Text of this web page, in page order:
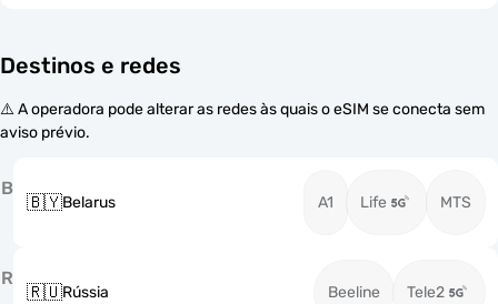
Destinos e redes
⚠️ A operadora pode alterar as redes às quais o eSIM se conecta sem
aviso prévio.
B
🇧🇾Belarus A1 Life MTS
R
🇷🇺Rússia Beeline Tele2